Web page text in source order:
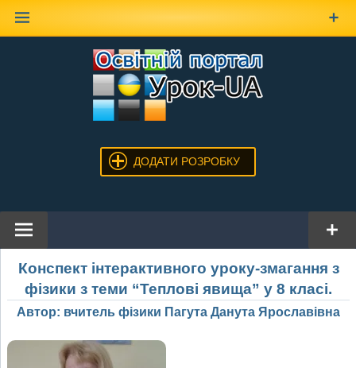
ДОДАТИ РОЗРОБКУ
Конспект інтерактивного уроку-змагання з
фізики з теми “Теплові явища” у 8 класі.
Автор: вчитель фізики Пагута Данута Ярославівна